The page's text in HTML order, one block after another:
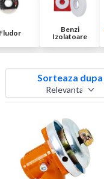
Benzi
Izolatoare
Sorteaza dupa